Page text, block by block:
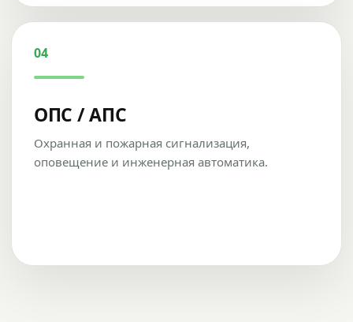
04
ОПС / АПС
Охранная и пожарная сигнализация,
оповещение и инженерная автоматика.